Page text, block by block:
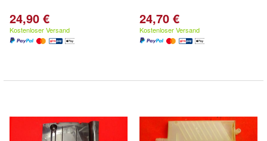
24,90 €
Kostenloser Versand
24,70 €
Kostenloser Versand